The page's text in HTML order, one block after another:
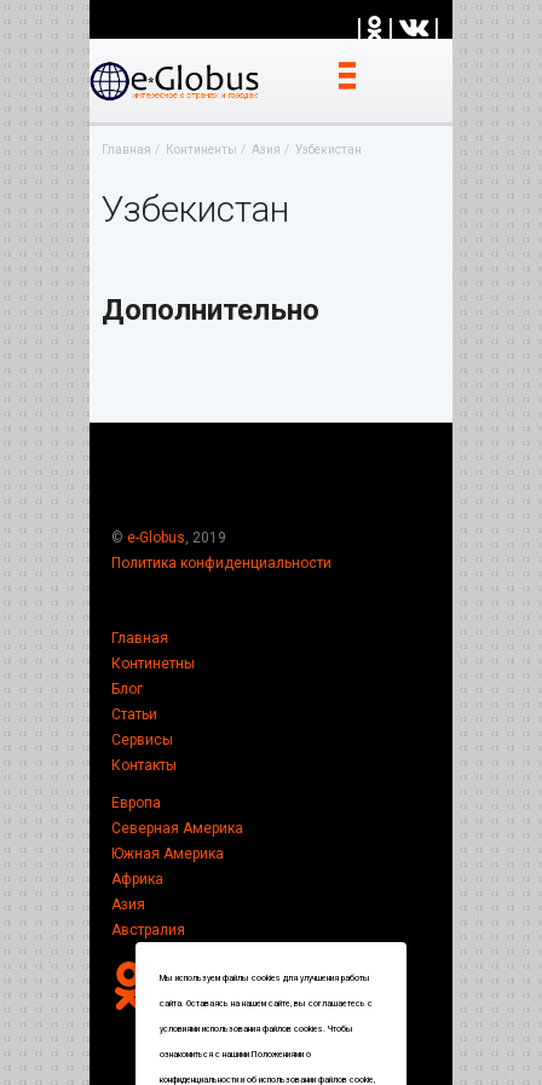
| | |
Главная Континенты Азия Узбекистан
Узбекистан
Дополнительно
© e-Globus , 2019
Политика конфиденциальности
Главная
Континетны
Блог
Статьи
Сервисы
Контакты
Европа
Северная Америка
Южная Америка
Африка
Азия
Австралия
Мы используем файлы cookies для улучшения работы
сайта. Оставаясь на нашем сайте, вы соглашаетесь с
условиями использования файлов cookies. Чтобы
ознакомиться с нашими Положениями о
конфиденциальности и об использовании файлов cookie,